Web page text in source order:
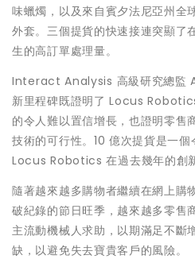
味蠟燭，以及來自賓夕法尼亞州全
外套。三個提貨的快速接連突顯
生的高訂單處理量。
Interact Analysis 高級研究總監
新里程碑既證明了 Locus
的令人難以置信增長，也證明零售
技術的可行性。10 億次提貨是一
Locus Robotics 在過去幾年的創
隨著越來越多購物者繼續在網上購
破紀錄的節日旺季，越來越多零售
主流動機械人求助，以期滿足不斷
缺，以避免失去寶貴客戶的風險。